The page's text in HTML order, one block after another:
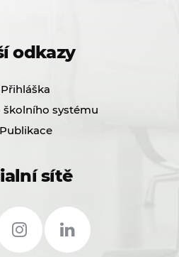
odkazy
Přihláška
školního systému
Publikace
sítě